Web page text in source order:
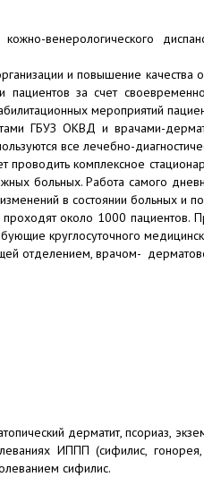
венерологического
и повышение качества
за счет
мероприятий
ГБУЗ ОКВД и врачами-
все лечебно-
комплексное
больных. Работа самого
в состоянии больных и
около 1000 пациентов.
круглосуточного
отделением, врачом-
дерматит, псориаз,
ИППП (сифилис,
сифилис.